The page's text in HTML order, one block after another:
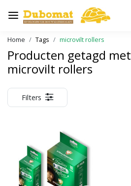
Home Tags microvilt rollers
Producten getagd met
microvilt rollers
Filters